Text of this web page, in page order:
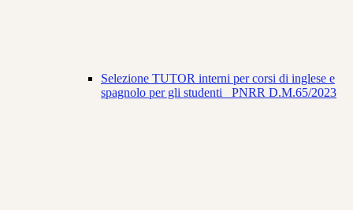
Selezione TUTOR interni per corsi di inglese e
spagnolo per gli studenti_ PNRR D.M.65/2023